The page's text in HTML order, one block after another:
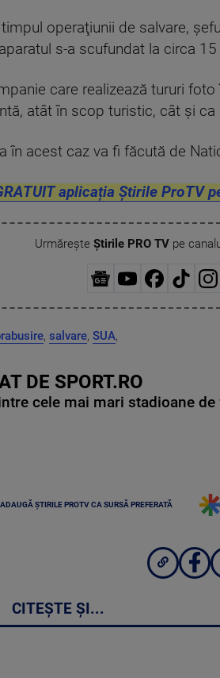
operaţiunii de salvare,
s-a scufundat la circa
care realizează tururi
atât în scop turistic, cât şi
în acest caz va fi făcută de
aplicația Știrile ProTV
Urmărește Știrile PRO TVpe
, salvare, SUA,
DE SPORT.RO
cele mai mari stadioane
ADAUGĂ ȘTIRILE PROTV CA SURSĂ PREFERATĂ
CITEȘTE ȘI...